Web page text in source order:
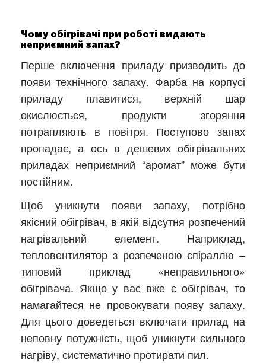
Чому обігрівачі при роботі видають
неприємний запах?
Перше включення приладу призводить до
появи технічного запаху. Фарба на корпусі
приладу плавитися, верхній шар
окислюється, продукти згоряння
потрапляють в повітря. Поступово запах
пропадає, а ось в дешевих обігрівальних
приладах неприємний “аромат” може бути
постійним.
Щоб уникнути появи запаху, потрібно
якісний обігрівач, в якій відсутня розпечений
нагрівальний елемент. Наприклад,
тепловентилятор з розпеченою спіраллю –
типовий приклад «неправильного»
обігрівача. Якщо у вас вже є обігрівач, то
намагайтеся не провокувати появу запаху.
Для цього доведеться включати прилад на
неповну потужність, щоб уникнути сильного
нагріву, систематично протирати пил.